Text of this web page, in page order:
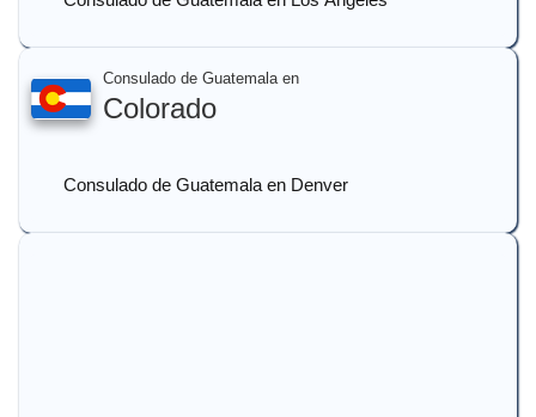
Consulado de Guatemala en
Colorado
Consulado de Guatemala en Denver